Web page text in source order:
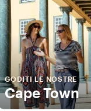
GODITI LE NOSTRE
Cape Town